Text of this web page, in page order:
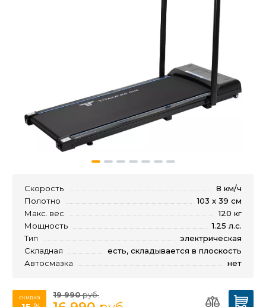
Скорость
8 км/ч
Полотно
103 х 39 см
Макс. вес
120 кг
Мощность
1.25 л.с.
Тип
электрическая
Складная
есть, складывается в плоскость
Автосмазка
нет
скидка 19 990руб.